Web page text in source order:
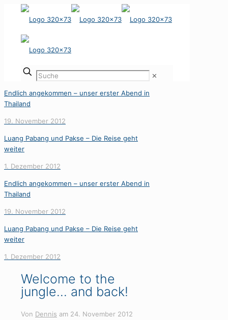
✕
Endlich angekommen – unser erster Abend in
Thailand
19. November 2012
Luang Pabang und Pakse – Die Reise geht
weiter
1. Dezember 2012
Endlich angekommen – unser erster Abend in
Thailand
19. November 2012
Luang Pabang und Pakse – Die Reise geht
weiter
1. Dezember 2012
Welcome to the
jungle… and back!
Von Dennis am 24. November 2012